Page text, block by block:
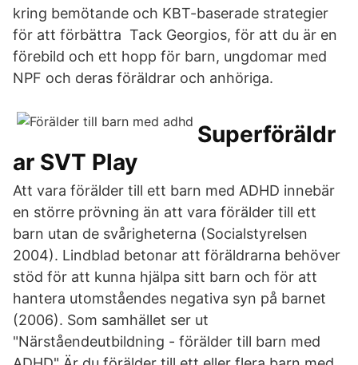
kring bemötande och KBT-baserade strategier
för att förbättra Tack Georgios, för att du är en
förebild och ett hopp för barn, ungdomar med
NPF och deras föräldrar och anhöriga.
Superföräldr
ar SVT Play
Att vara förälder till ett barn med ADHD innebär
en större prövning än att vara förälder till ett
barn utan de svårigheterna (Socialstyrelsen
2004). Lindblad betonar att föräldrarna behöver
stöd för att kunna hjälpa sitt barn och för att
hantera utomståendes negativa syn på barnet
(2006). Som samhället ser ut
"Närståendeutbildning - förälder till barn med